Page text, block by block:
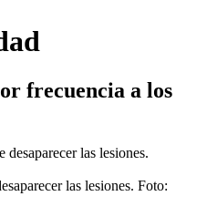
frecuencia a los
las lesiones. Foto: